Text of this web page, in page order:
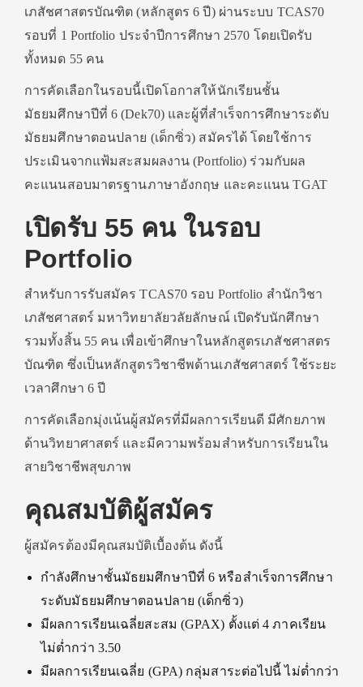
เภสัชศาสตรบัณฑิต (หลักสูตร 6 ปี) ผ่านระบบ TCAS70
รอบที่ 1 Portfolio ประจำปีการศึกษา 2570 โดยเปิดรับ
ทั้งหมด 55 คน
การคัดเลือกในรอบนี้เปิดโอกาสให้นักเรียนชั้น
มัธยมศึกษาปีที่ 6 (Dek70) และผู้ที่สำเร็จการศึกษาระดับ
มัธยมศึกษาตอนปลาย (เด็กซิ่ว) สมัครได้ โดยใช้การ
ประเมินจากแฟ้มสะสมผลงาน (Portfolio) ร่วมกับผล
คะแนนสอบมาตรฐานภาษาอังกฤษ และคะแนน TGAT
เปิดรับ 55 คน ในรอบ
Portfolio
สำหรับการรับสมัคร TCAS70 รอบ Portfolio สำนักวิชา
เภสัชศาสตร์ มหาวิทยาลัยวลัยลักษณ์ เปิดรับนักศึกษา
รวมทั้งสิ้น 55 คน เพื่อเข้าศึกษาในหลักสูตรเภสัชศาสตร
บัณฑิต ซึ่งเป็นหลักสูตรวิชาชีพด้านเภสัชศาสตร์ ใช้ระยะ
เวลาศึกษา 6 ปี
การคัดเลือกมุ่งเน้นผู้สมัครที่มีผลการเรียนดี มีศักยภาพ
ด้านวิทยาศาสตร์ และมีความพร้อมสำหรับการเรียนใน
สายวิชาชีพสุขภาพ
คุณสมบัติผู้สมัคร
ผู้สมัครต้องมีคุณสมบัติเบื้องต้น ดังนี้
กำลังศึกษาชั้นมัธยมศึกษาปีที่ 6 หรือสำเร็จการศึกษา
ระดับมัธยมศึกษาตอนปลาย (เด็กซิ่ว)
มีผลการเรียนเฉลี่ยสะสม (GPAX) ตั้งแต่ 4 ภาคเรียน
ไม่ต่ำกว่า 3.50
มีผลการเรียนเฉลี่ย (GPA) กลุ่มสาระต่อไปนี้ ไม่ต่ำกว่า